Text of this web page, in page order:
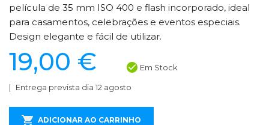
película de 35 mm ISO 400 e flash incorporado, ideal
para casamentos, celebrações e eventos especiais.
Design elegante e fácil de utilizar.
19,00 € Em Stock
Entrega prevista dia 12 agosto
ADICIONAR AO CARRINHO